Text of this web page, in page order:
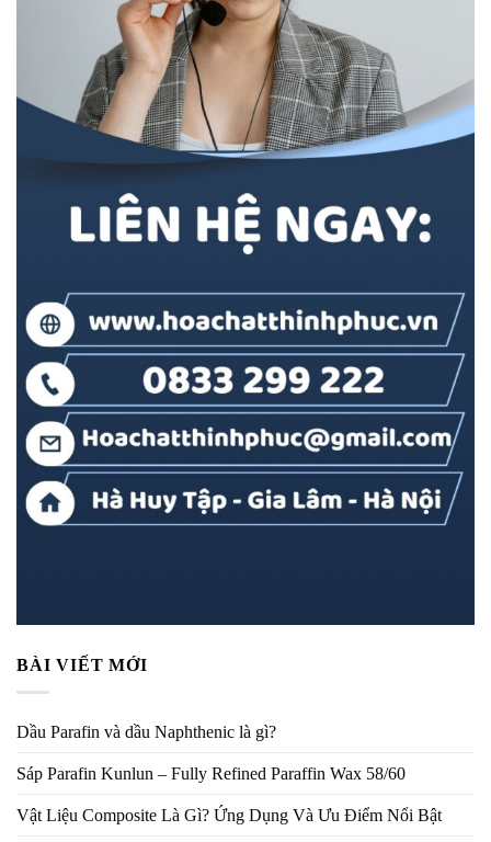
BÀI VIẾT MỚI
Dầu Parafin và dầu Naphthenic là gì?
Sáp Parafin Kunlun – Fully Refined Paraffin Wax 58/60
Vật Liệu Composite Là Gì? Ứng Dụng Và Ưu Điểm Nổi Bật